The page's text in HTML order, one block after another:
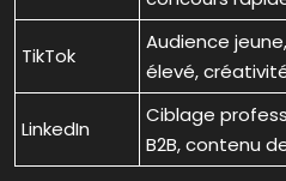
TikTok
Audience
élevé,
LinkedIn
Ciblage
B2B, contenu